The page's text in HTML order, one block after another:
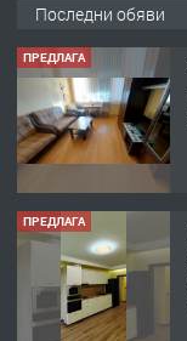
Последни обяви
ПРЕДЛАГА
ПРЕДЛАГА